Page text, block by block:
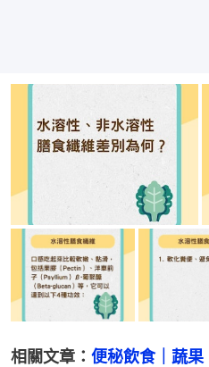
相關文章： 便秘飲食｜蔬果